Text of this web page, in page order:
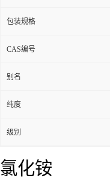
包装规格
CAS编号
别名
纯度
级别
氯化铵